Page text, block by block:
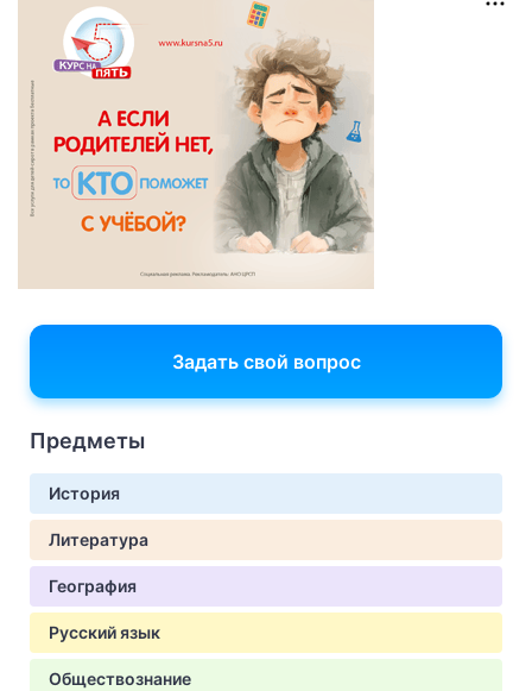
Задать свой вопрос
Предметы
История
Литература
География
Русский язык
Обществознание